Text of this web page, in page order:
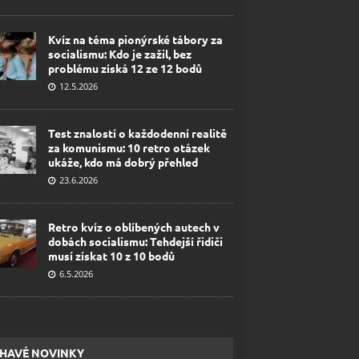
Kvíz na téma pionýrské tábory za
socialismu: Kdo je zažil, bez
problému získá 12 ze 12 bodů
12.5.2026
Test znalostí o každodenní realitě
za komunismu: 10 retro otázek
ukáže, kdo má dobrý přehled
23.6.2026
Retro kvíz o oblíbených autech v
dobách socialismu: Tehdejší řidiči
musí získat 10 z 10 bodů
6.5.2026
NOVINKY